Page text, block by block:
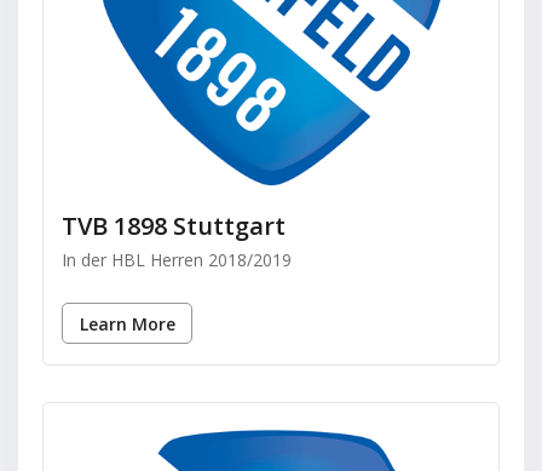
TVB 1898 Stuttgart
In der HBL Herren 2018/2019
Learn More